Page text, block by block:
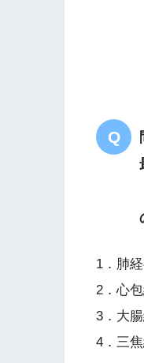
1．肺
2．心
3．大
4．三